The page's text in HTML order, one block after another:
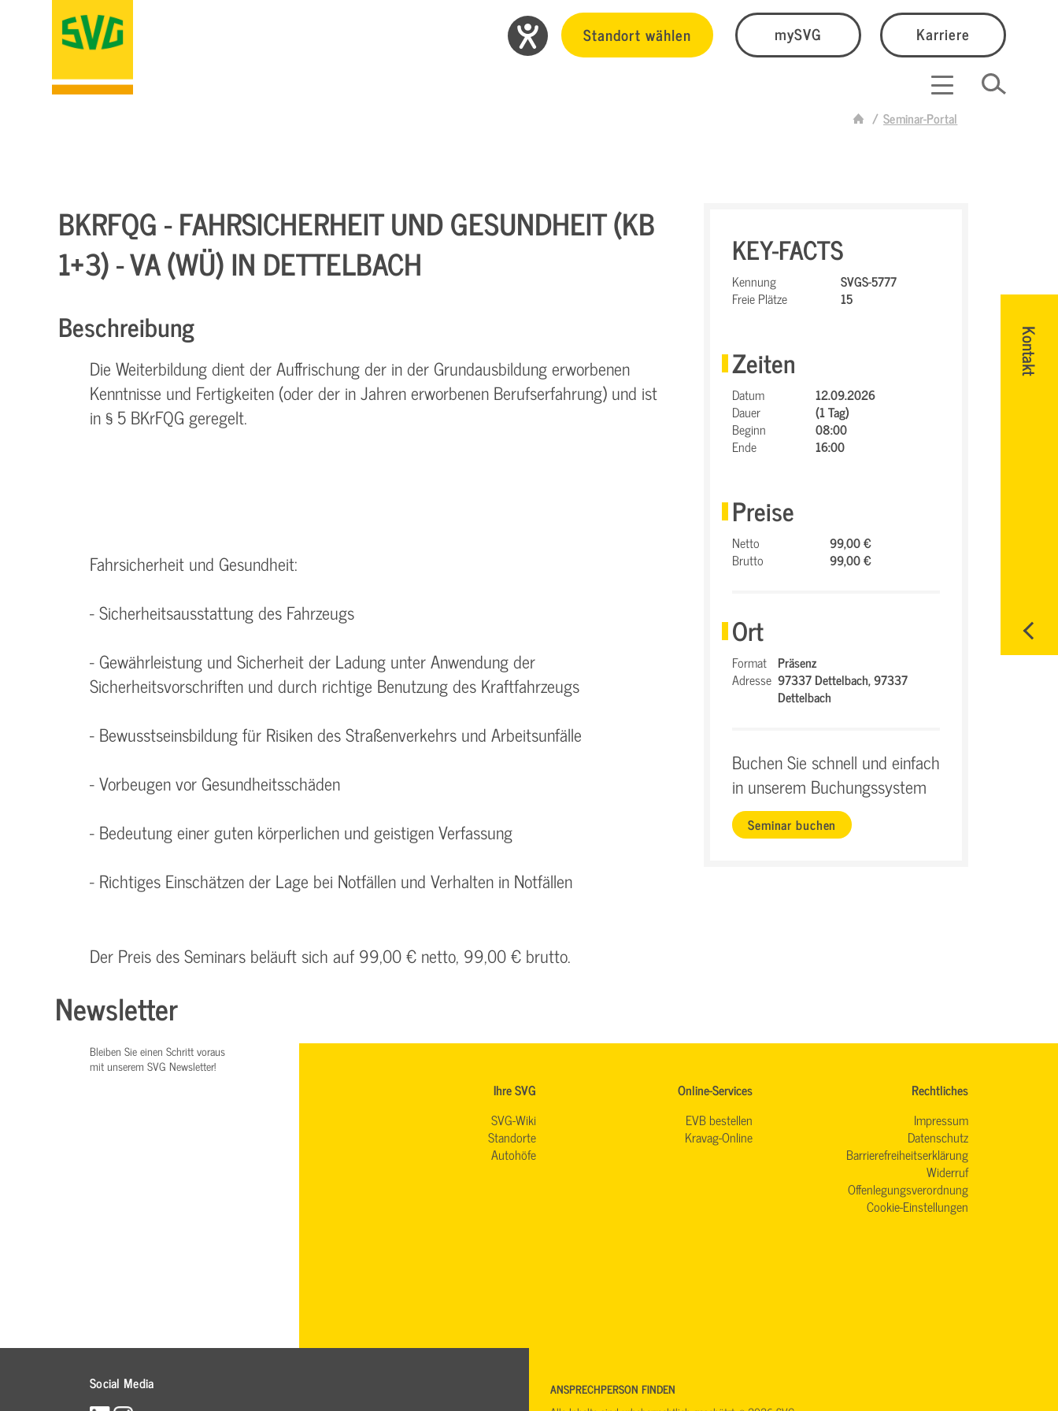
Standort wählen mySVG Karriere
Seminar-Portal
Kontakt
BKRFQG - FAHRSICHERHEIT UND GESUNDHEIT (KB
1+3) - VA (WÜ) IN DETTELBACH
Beschreibung
Die Weiterbildung dient der Auffrischung der in der Grundausbildung erworbenen
Kenntnisse und Fertigkeiten (oder der in Jahren erworbenen Berufserfahrung) und ist
in § 5 BKrFQG geregelt.
Fahrsicherheit und Gesundheit:
- Sicherheitsausstattung des Fahrzeugs
- Gewährleistung und Sicherheit der Ladung unter Anwendung der
Sicherheitsvorschriften und durch richtige Benutzung des Kraftfahrzeugs
- Bewusstseinsbildung für Risiken des Straßenverkehrs und Arbeitsunfälle
- Vorbeugen vor Gesundheitsschäden
- Bedeutung einer guten körperlichen und geistigen Verfassung
- Richtiges Einschätzen der Lage bei Notfällen und Verhalten in Notfällen
Der Preis des Seminars beläuft sich auf 99,00 € netto, 99,00 € brutto.
KEY-FACTS
Kennung
SVGS-5777
Freie Plätze
15
Zeiten
Datum
12.09.2026
Dauer
(1 Tag)
Beginn
08:00
Ende
16:00
Preise
Netto
99,00 €
Brutto
99,00 €
Ort
Format Präsenz
Adresse 97337 Dettelbach,97337
Dettelbach
Buchen Sie schnell und einfach
in unserem Buchungssystem
Seminar buchen
Newsletter
Bleiben Sie einen Schritt voraus
mit unserem SVG Newsletter!
Ihre SVG
SVG-Wiki
Standorte
Autohöfe
Online-Services
EVB bestellen
Kravag-Online
Rechtliches
Impressum
Datenschutz
Barrierefreiheitserklärung
Widerruf
Offenlegungsverordnung
Cookie-Einstellungen
Social Media
ANSPRECHPERSON FINDEN